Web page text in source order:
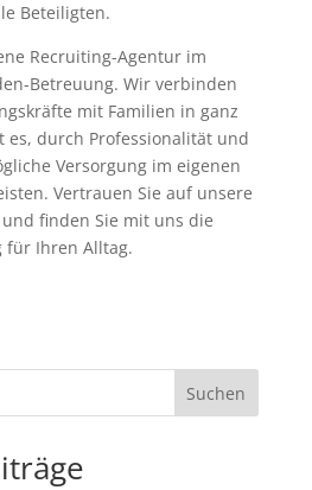
Beteiligten.
Recruiting-Agentur im
Betreuung. Wir verbinden
mit Familien in ganz
es, durch Professionalität und
Versorgung im eigenen
Vertrauen Sie auf unsere
finden Sie mit uns die
für Ihren Alltag.
Suchen